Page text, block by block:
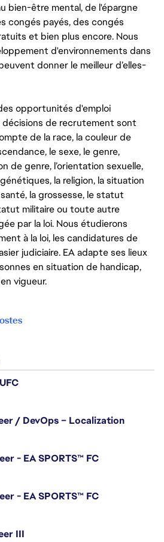
bien-être mental, de l'épargne
congés payés, des congés
et bien plus encore. Nous
d'environnements dans
donner le meilleur d’elles-
opportunités d'emploi
de recrutement sont
de la race, la couleur de
le sexe, le genre,
de genre, l’orientation sexuelle,
la religion, la situation
la grossesse, le statut
militaire ou toute autre
par la loi. Nous étudierons
à la loi, les candidatures de
judiciaire. EA adapte ses lieux
en situation de handicap,
vigueur.
/ DevOps – Localization
- EA SPORTS™ FC
- EA SPORTS™ FC
III